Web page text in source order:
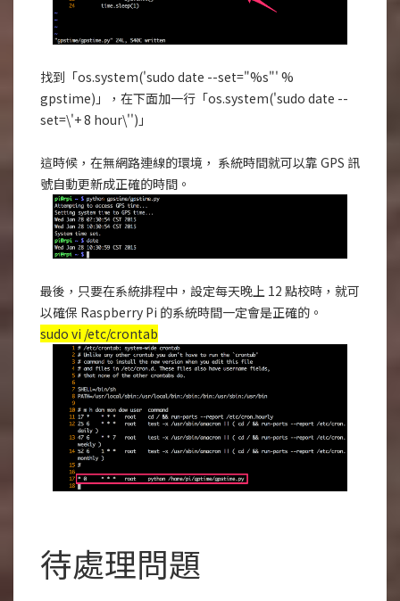
找到「os.system('sudo date --set="%s"' %
gpstime)」，在下面加一行「os.system('sudo date --
set=\'+ 8 hour\'')」
這時候，在無網路連線的環境， 系統時間就可以靠 GPS 訊
號自動更新成正確的時間。
最後，只要在系統排程中，設定每天晚上 12 點校時，就可
以確保 Raspberry Pi 的系統時間一定會是正確的。
sudo vi /etc/crontab
待處理問題